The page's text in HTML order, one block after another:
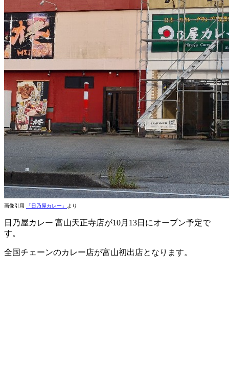
画像引用 「日乃屋カレー」 より
日乃屋カレー 富山天正寺店が10月13日にオープン予定で
す。
全国チェーンのカレー店が富山初出店となります。